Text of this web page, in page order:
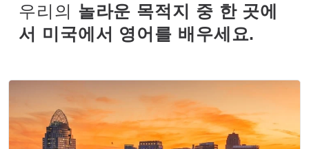
우리의 놀라운 목적지 중 한 곳에
서 미국에서 영어를 배우세요.